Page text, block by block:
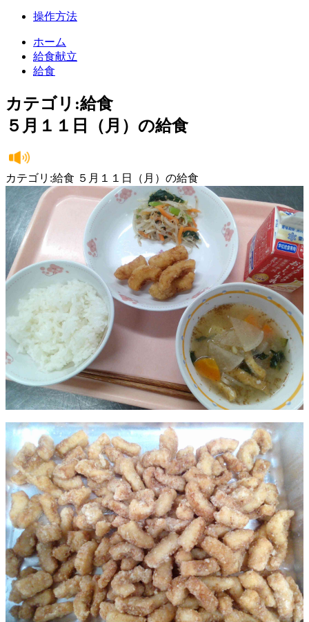
操作方法
ホーム
給食献立
給食
カテゴリ:給食
５月１１日（月）の給食
カテゴリ:給食 ５月１１日（月）の給食